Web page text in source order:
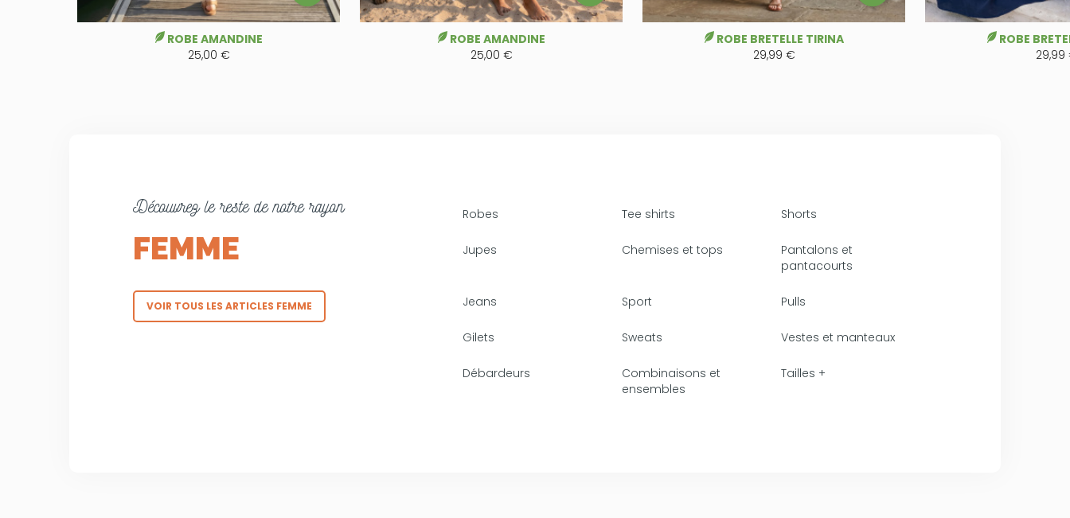
ROBE AMANDINE
25,00 €
ROBE AMANDINE
25,00 €
ROBE BRETELLE TIRINA
29,99 €
ROBE
29,99
Découvrez le reste de notre rayon
FEMME
VOIR TOUS LES ARTICLES FEMME
Robes Tee shirts Shorts
Jupes Chemises et tops
Pantalons et
pantacourts
Jeans Sport Pulls
Gilets Sweats Vestes et manteaux
Débardeurs
Combinaisons et
ensembles
Tailles +